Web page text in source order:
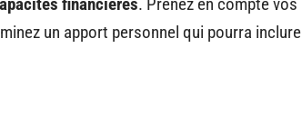
un apport personnel qui pourra inclure